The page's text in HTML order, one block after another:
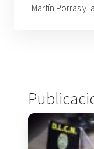
Martín Porras y